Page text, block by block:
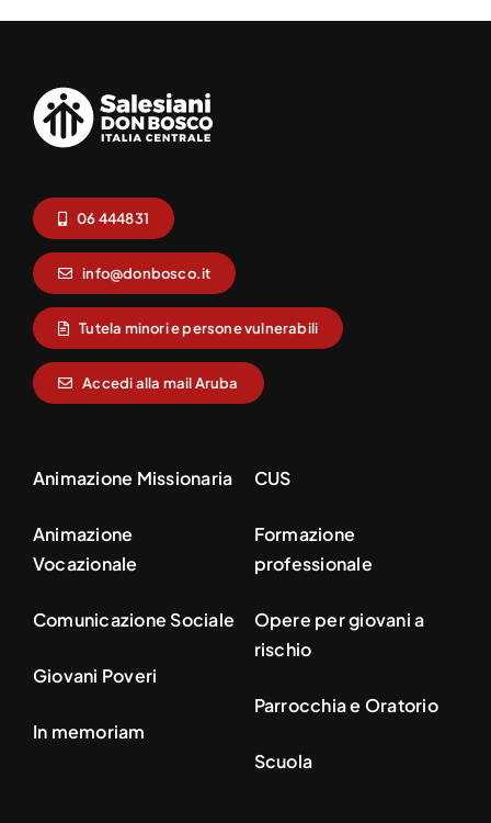
06 444831
info@donbosco.it
Tutela minori e persone vulnerabili
Accedi alla mail Aruba
Animazione Missionaria
Animazione
Vocazionale
Comunicazione Sociale
Giovani Poveri
In memoriam
CUS
Formazione
professionale
Opere per giovani a
rischio
Parrocchia e Oratorio
Scuola